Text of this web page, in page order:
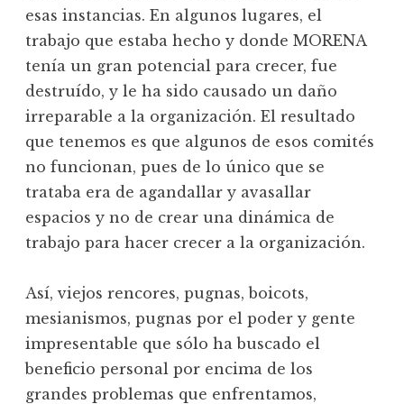
esas instancias. En algunos lugares, el
trabajo que estaba hecho y donde MORENA
tenía un gran potencial para crecer, fue
destruído, y le ha sido causado un daño
irreparable a la organización. El resultado
que tenemos es que algunos de esos comités
no funcionan, pues de lo único que se
trataba era de agandallar y avasallar
espacios y no de crear una dinámica de
trabajo para hacer crecer a la organización.
Así, viejos rencores, pugnas, boicots,
mesianismos, pugnas por el poder y gente
impresentable que sólo ha buscado el
beneficio personal por encima de los
grandes problemas que enfrentamos,